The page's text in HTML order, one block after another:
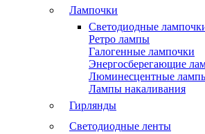
Лампочки
Светодиодные
Ретро лампы
Галогенные лампочки
Энергосберегающие
Люминесцентные
Лампы накаливания
Гирлянды
Светодиодные ленты